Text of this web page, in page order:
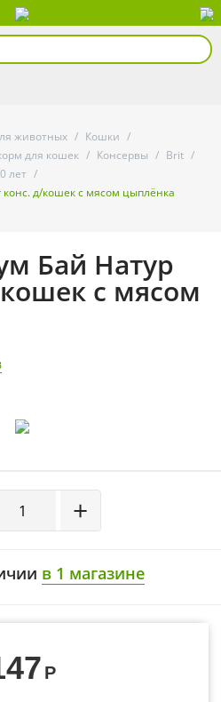
животных / Кошки /
для кошек / Консервы / Brit /
лет /
д/кошек с мясом цыплёнка
Бай Натур
с мясом
+
в 1 магазине
Р